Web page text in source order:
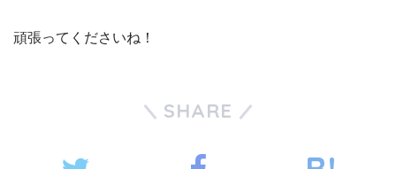
頑張ってくださいね！
SHARE